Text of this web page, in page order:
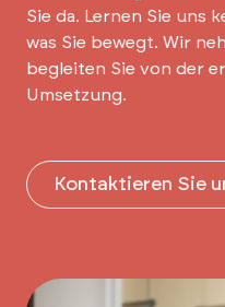
Sie da. Lernen Sie uns
was Sie bewegt. Wir
begleiten Sie von der
Umsetzung.
Kontaktieren Sie